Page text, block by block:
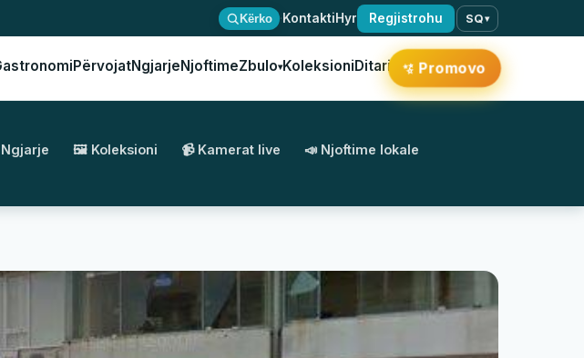
Kërko ·KontaktiHyr Regjistrohu SQ▾
PërvojatNgjarjeNjoftimeZbulo▾KoleksioniDitari ✨Promovo
Ngjarje 🖼️ Koleksioni 📹 Kamerat live 📣 Njoftime lokale